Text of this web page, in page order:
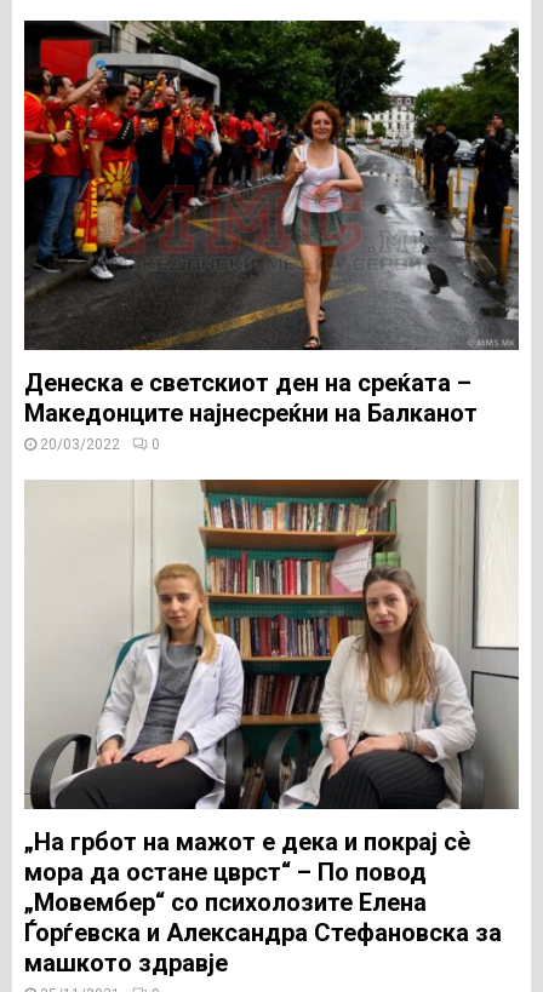
Денеска е светскиот ден на среќата –
Македонците најнесреќни на Балканот
20/03/2022 0
„На грбот на мажот е дека и покрај сѐ
мора да остане цврст“ – По повод
„Мовембер“ со психолозите Елена
Ѓорѓевска и Александра Стефановска за
машкото здравје